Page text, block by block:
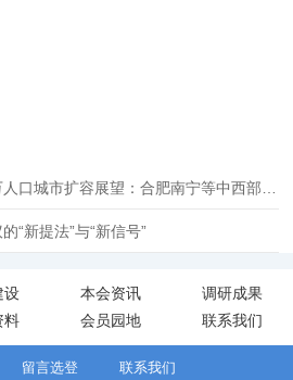
上一篇：【资料摘编】千万人口城市扩容展望：合肥南宁等中西部省会晋级动力强 上海广州引人口向郊区分流集聚
“新提法”与“新信号”
设 本会资讯
调研成果
料 会员园地 联系我们
留言选登 联系我们